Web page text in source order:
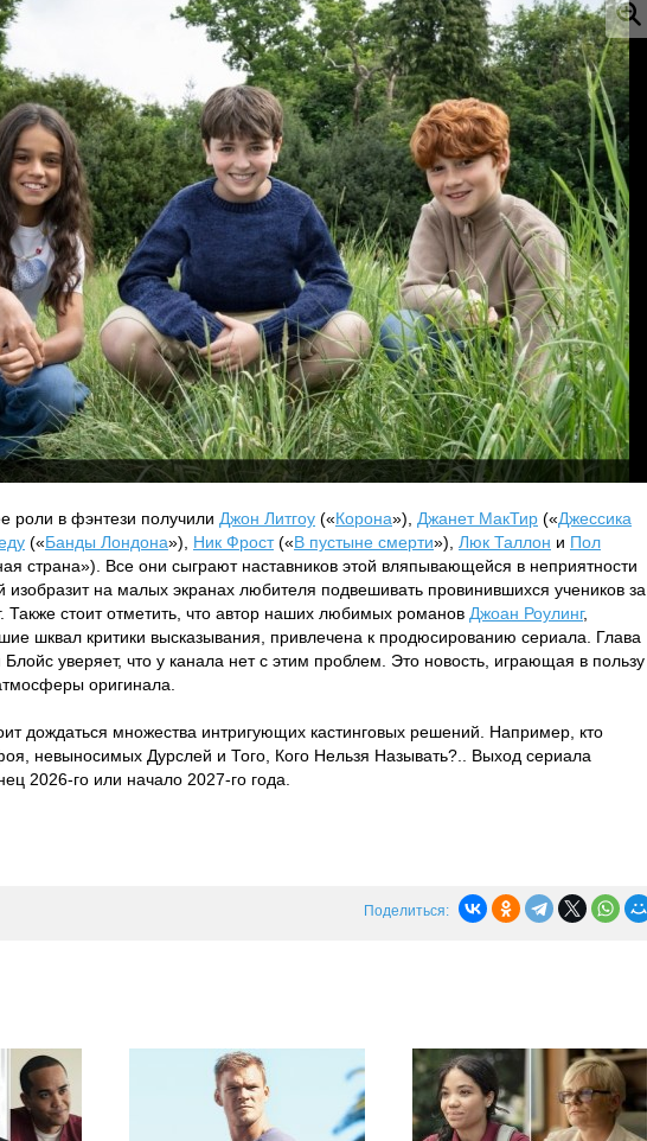
роли в фэнтези получили Джон Литгоу («Корона»), Джанет МакТир («Джессика
(«Банды Лондона»), Ник Фрост(«В пустыне смерти»), Люк Таллон и Пол
страна»). Все они сыграют наставников этой вляпывающейся в неприятности
изобразит на малых экранах любителя подвешивать провинившихся учеников за
Также стоит отметить, что автор наших любимых романов Джоан Роулинг,
шквал критики высказывания, привлечена к продюсированию сериала. Глава
Блойс уверяет, что у канала нет с этим проблем. Это новость, играющая в пользу
оригинала.
дождаться множества интригующих кастинговых решений. Например, кто
невыносимых Дурслей и Того, Кого Нельзя Называть?.. Выход сериала
2026-го или начало 2027-го года.
Поделиться: